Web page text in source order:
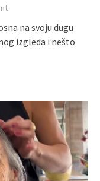
na svoju dugu
izgleda i nešto